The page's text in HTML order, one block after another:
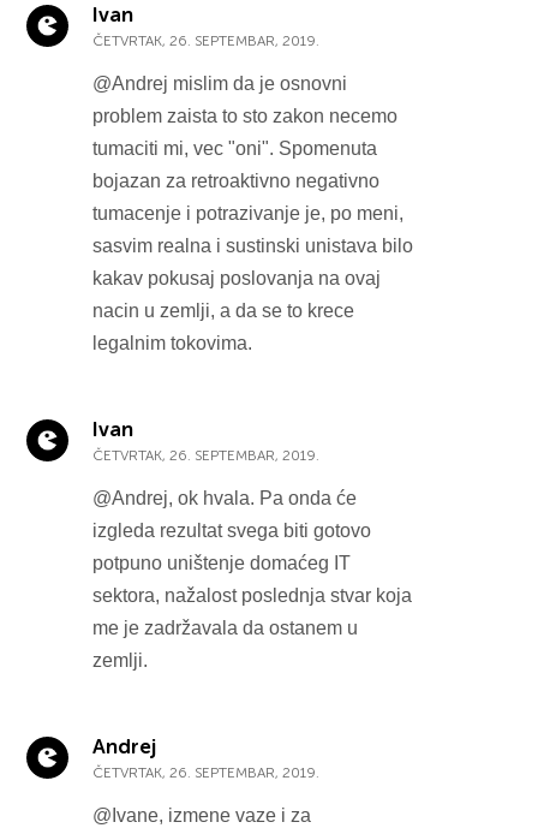
Ivan
ČETVRTAK, 26. SEPTEMBAR, 2019.
@Andrej mislim da je osnovni
problem zaista to sto zakon necemo
tumaciti mi, vec "oni". Spomenuta
bojazan za retroaktivno negativno
tumacenje i potrazivanje je, po meni,
sasvim realna i sustinski unistava bilo
kakav pokusaj poslovanja na ovaj
nacin u zemlji, a da se to krece
legalnim tokovima.
Ivan
ČETVRTAK, 26. SEPTEMBAR, 2019.
@Andrej, ok hvala. Pa onda će
izgleda rezultat svega biti gotovo
potpuno uništenje domaćeg IT
sektora, nažalost poslednja stvar koja
me je zadržavala da ostanem u
zemlji.
Andrej
ČETVRTAK, 26. SEPTEMBAR, 2019.
@Ivane, izmene vaze i za